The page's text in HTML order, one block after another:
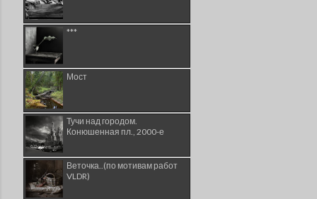
***
Мост
Тучи над городом.
Конюшенная пл., 2000-е
Веточка..(по мотивам работ
VLDR)